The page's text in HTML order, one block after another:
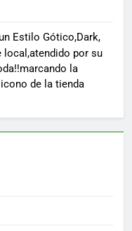
Estilo Gótico,Dark,
local,atendido por su
la
de la tienda